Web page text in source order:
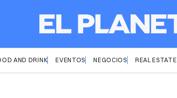
AND DRINK EVENTOS NEGOCIOS REAL ESTATE